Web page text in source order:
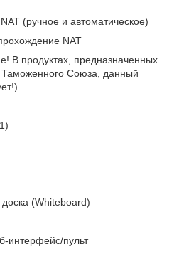
(ручное и автоматическое)
NAT
В продуктах, предназначенных
Таможенного Союза, данный
(Whiteboard)
интерфейс/пульт